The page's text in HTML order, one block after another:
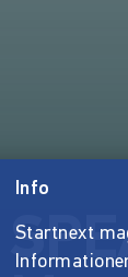
Info
Startnext